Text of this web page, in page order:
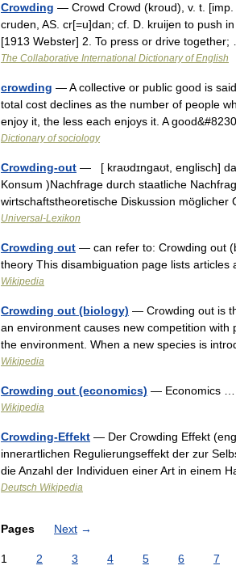
Crowding — Crowd Crowd (kroud), v. t. [imp.
cruden, AS. cr[=u]dan; cf. D. kruijen to push
[1913 Webster] 2. To press or drive together;
The Collaborative International Dictionary of English
crowding — A collective or public good is
total cost declines as the number of people
enjoy it, the less each enjoys it. A
Dictionary of sociology
Crowding-out — [ kraʊdɪngaʊt, englisch]
Konsum )Nachfrage durch staatliche
wirtschaftstheoretische Diskussion möglicher
Universal-Lexikon
Crowding out — can refer to: Crowding out
theory This disambiguation page lists
Wikipedia
Crowding out (biology) — Crowding out is
an environment causes new competition
the environment. When a new species is
Wikipedia
Crowding out (economics) — Economics …
Wikipedia
Crowding-Effekt — Der Crowding Effekt
innerartlichen Regulierungseffekt der zur
die Anzahl der Individuen einer Art in einem
Deutsch Wikipedia
Pages Next →
1 2 3 4 5 6 7